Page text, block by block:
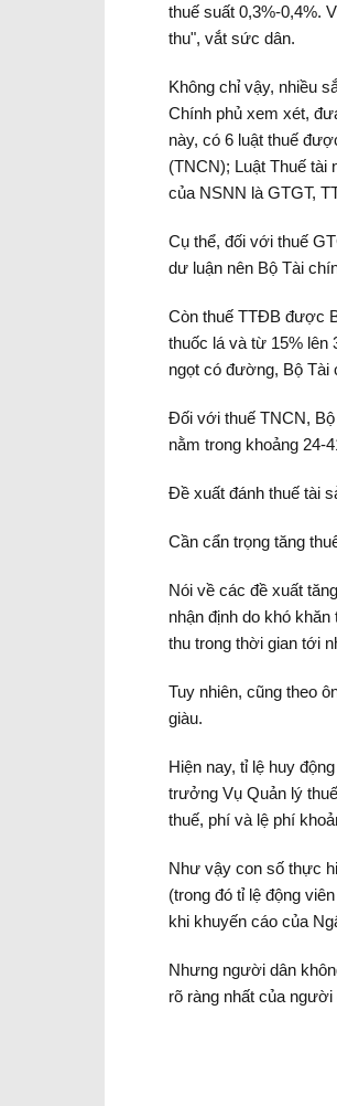
thuế suất 0,3%-0,4%.
thu", vắt sức dân.
Không chỉ vậy, nhiều
Chính phủ xem xét,
này, có 6 luật thuế
(TNCN); Luật Thuế tài
của NSNN là GTGT,
Cụ thể, đối với thuế
dư luận nên Bộ Tài
Còn thuế TTĐB được
thuốc lá và từ 15% lên
ngọt có đường, Bộ
Đối với thuế TNCN,
nằm trong khoảng 24-
Đề xuất đánh thuế tài
Cần cẩn trọng tăng
Nói về các đề xuất
nhận định do khó
thu trong thời gian tới
Tuy nhiên, cũng theo
giàu.
Hiện nay, tỉ lệ huy
trưởng Vụ Quản lý
thuế, phí và lệ phí
Như vậy con số thực
(trong đó tỉ lệ động
khi khuyến cáo của
Nhưng người dân
rõ ràng nhất của